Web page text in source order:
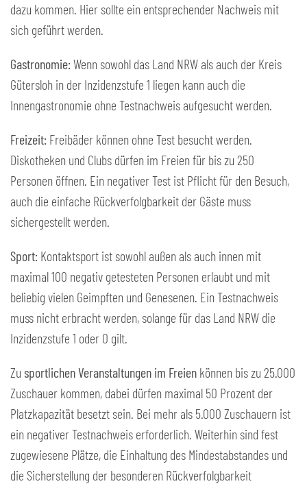
dazu kommen. Hier sollte ein entsprechender Nachweis mit
sich geführt werden.
Gastronomie:Wenn sowohl das Land NRW als auch der Kreis
Gütersloh in der Inzidenzstufe 1 liegen kann auch die
Innengastronomie ohne Testnachweis aufgesucht werden.
Freizeit: Freibäder können ohne Test besucht werden.
Diskotheken und Clubs dürfen im Freien für bis zu 250
Personen öffnen. Ein negativer Test ist Pflicht für den Besuch,
auch die einfache Rückverfolgbarkeit der Gäste muss
sichergestellt werden.
Sport: Kontaktsport ist sowohl außen als auch innen mit
maximal 100 negativ getesteten Personen erlaubt und mit
beliebig vielen Geimpften und Genesenen. Ein Testnachweis
muss nicht erbracht werden, solange für das Land NRW die
Inzidenzstufe 1 oder 0 gilt.
Zu sportlichen Veranstaltungen im Freien können bis zu 25.000
Zuschauer kommen, dabei dürfen maximal 50 Prozent der
Platzkapazität besetzt sein. Bei mehr als 5.000 Zuschauern ist
ein negativer Testnachweis erforderlich. Weiterhin sind fest
zugewiesene Plätze, die Einhaltung des Mindestabstandes und
die Sicherstellung der besonderen Rückverfolgbarkeit